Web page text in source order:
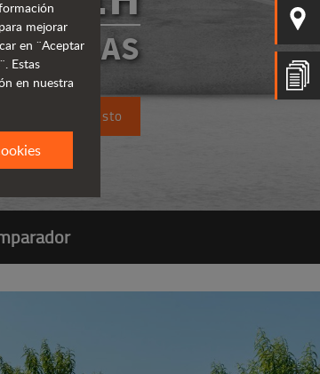
un presupuesto
mejorar
en ¨Aceptar
Estas
en nuestra